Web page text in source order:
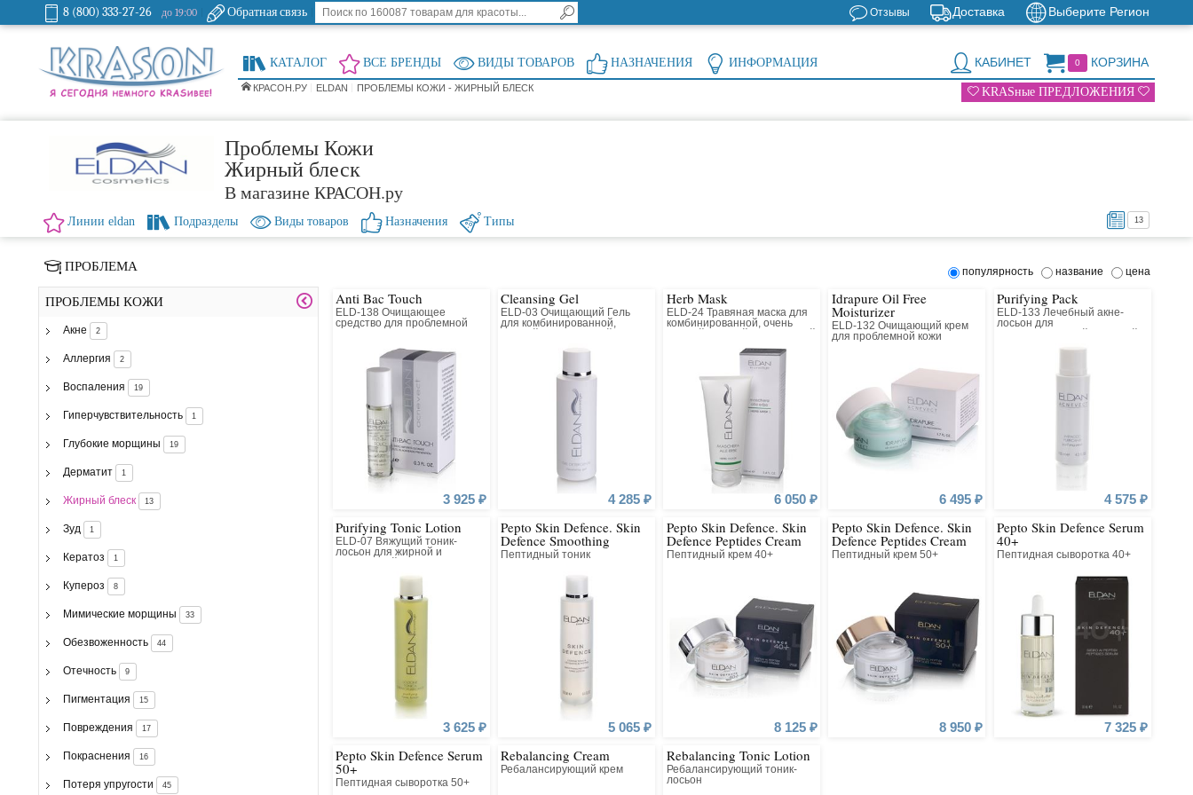
8 (800) 333-27-26 до 19:00 Обратная связь Выберите Регион
Доставка
Отзывы
0 КОРЗИНА
КАБИНЕТ
КАТАЛОГ ВСЕ БРЕНДЫ ВИДЫ ТОВАРОВ НАЗНАЧЕНИЯ ИНФОРМАЦИЯ
КРАСОН.РУ ELDAN ПРОБЛЕМЫ КОЖИ - ЖИРНЫЙ БЛЕСК KRASные ПРЕДЛОЖЕНИЯ
Проблемы Кожи
Жирный блеск
В магазине КРАСОН.ру
13
Линии eldan Подразделы Виды товаров Назначения Типы
ПРОБЛЕМА
ПРОБЛЕМЫ КОЖИ
Акне 2
Аллергия 2
Воспаления 19
Гиперчувствительность 1
Глубокие морщины 19
Дерматит 1
Жирный блеск 13
Зуд 1
Кератоз 1
Купероз 8
Мимические морщины 33
Обезвоженность 44
Отечность 9
Пигментация 15
Повреждения 17
Покраснения 16
Потеря упругости 45
популярность название цена
Anti Bac Touch
ELD-138 Очищающее
средство для проблемной
3 925 ₽
Cleansing Gel
ELD-03 Очищающий Гель
для комбинированной,
4 285 ₽
Herb Mask
ELD-24 Травяная маска для
комбинированной, очень
6 050 ₽
Idrapure Oil Free
Moisturizer
ELD-132 Очищающий крем
для проблемной кожи
6 495 ₽
Purifying Pack
ELD-133 Лечебный акне-
лосьон для
4 575 ₽
Purifying Tonic Lotion
ELD-07 Вяжущий тоник-
лосьон для жирной и
проблемной кожи
3 625 ₽
Pepto Skin Defence. Skin
Defence Smoothing
Peptides Tonic Lotion
Пептидный тоник
5 065 ₽
Pepto Skin Defence. Skin
Defence Peptides Cream
40+
Пептидный крем 40+
8 125 ₽
Pepto Skin Defence. Skin
Defence Peptides Cream
50+
Пептидный крем 50+
8 950 ₽
Pepto Skin Defence Serum
40+
Пептидная сыворотка 40+
7 325 ₽
Pepto Skin Defence Serum
50+
Пептидная сыворотка 50+
Rebalancing Cream
Ребалансирующий крем
Rebalancing Tonic Lotion
Ребалансирующий тоник-
лосьон